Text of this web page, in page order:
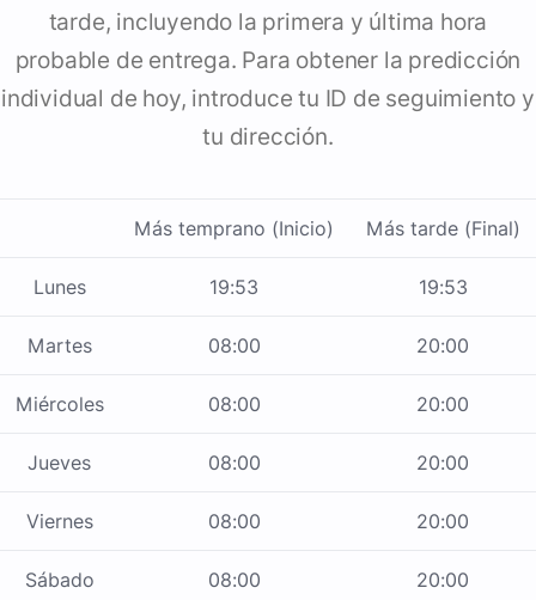
tarde, incluyendo la primera y última hora
probable de entrega. Para obtener la predicción
individual de hoy, introduce tu ID de seguimiento y
tu dirección.
Más temprano (Inicio) Más tarde (Final)
Lunes 19:53 19:53
Martes 08:00 20:00
Miércoles 08:00 20:00
Jueves 08:00 20:00
Viernes 08:00 20:00
Sábado 08:00 20:00